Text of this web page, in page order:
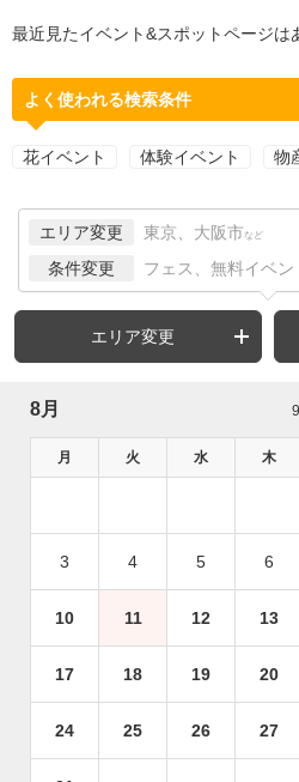
最近見たイベント&スポットページは
よく使われる検索条件
花イベント 体験イベント 物
エリア変更 東京、大阪市 など
条件変更 フェス、無料イベン
エリア変更
8月
月 火 水 木
3 4 5 6
10 11 12 13
17 18 19 20
24 25 26 27